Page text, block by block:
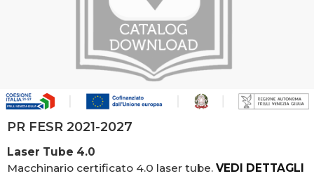
PR FESR 2021-2027
Laser Tube 4.0
Macchinario certificato 4.0 laser tube. VEDI DETTAGLI